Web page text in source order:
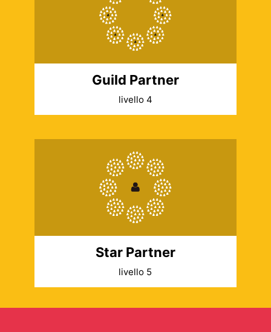
Guild Partner
livello 4
Star Partner
livello 5